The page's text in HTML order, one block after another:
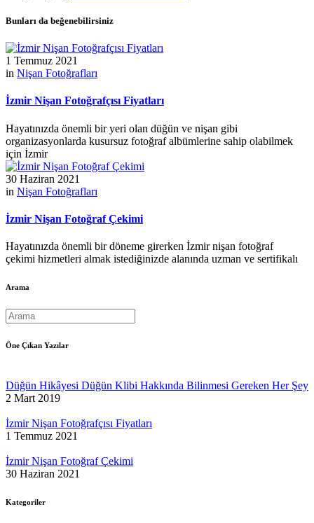
Bunları da beğenebilirsiniz
1 Temmuz 2021
in Nişan Fotoğrafları
İzmir Nişan Fotoğrafçısı Fiyatları
Hayatınızda önemli bir yeri olan düğün ve nişan gibi
organizasyonlarda kusursuz fotoğraf albümlerine sahip olabilmek
için İzmir
30 Haziran 2021
in Nişan Fotoğrafları
İzmir Nişan Fotoğraf Çekimi
Hayatınızda önemli bir döneme girerken İzmir nişan fotoğraf
çekimi hizmetleri almak istediğinizde alanında uzman ve sertifikalı
Arama
Öne Çıkan Yazılar
Düğün Hikâyesi Düğün Klibi Hakkında Bilinmesi Gereken Her Şey
2 Mart 2019
İzmir Nişan Fotoğrafçısı Fiyatları
1 Temmuz 2021
İzmir Nişan Fotoğraf Çekimi
30 Haziran 2021
Kategoriler